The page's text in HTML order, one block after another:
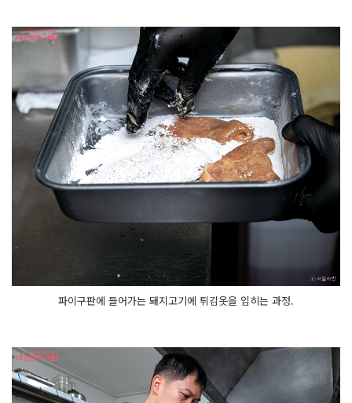
파이구판에 들어가는 돼지고기에 튀김옷을 입히는 과정.